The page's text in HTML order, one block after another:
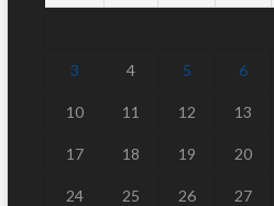
3 4 5 6
10 11 12 13
17 18 19 20
24 25 26 27